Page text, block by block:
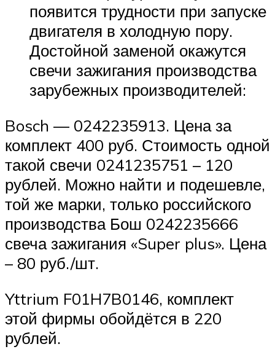
появится трудности при запуске
двигателя в холодную пору.
Достойной заменой окажутся
свечи зажигания производства
зарубежных производителей:
Bosch — 0242235913. Цена за
комплект 400 руб. Стоимость одной
такой свечи 0241235751 – 120
рублей. Можно найти и подешевле,
той же марки, только российского
производства Бош 0242235666
свеча зажигания «Super plus». Цена
– 80 руб./шт.
Yttrium F01H7B0146, комплект
этой фирмы обойдётся в 220
рублей.